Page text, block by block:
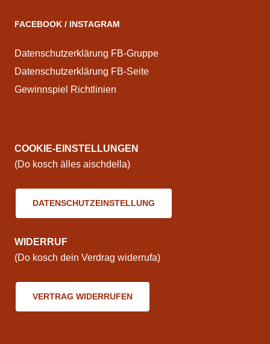
FACEBOOK / INSTAGRAM
Datenschutzerklärung FB-Gruppe
Datenschutzerklärung FB-Seite
Gewinnspiel Richtlinien
COOKIE-EINSTELLUNGEN
(Do kosch älles aischdella)
DATENSCHUTZEINSTELLUNG
WIDERRUF
(Do kosch dein Verdrag widerrufa)
VERTRAG WIDERRUFEN